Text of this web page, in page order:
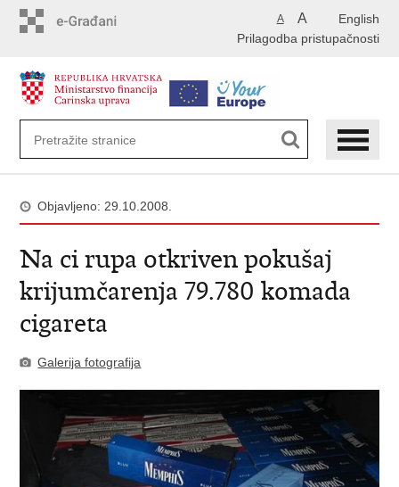
English
A A
Prilagodba pristupačnosti
Objavljeno: 29.10.2008.
Na ci rupa otkriven pokušaj
krijumčarenja 79.780 komada
cigareta
Galerija fotografija